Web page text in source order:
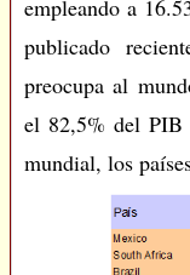
empleando a
publicado
preocupa al
el 82,5% del
mundial, los